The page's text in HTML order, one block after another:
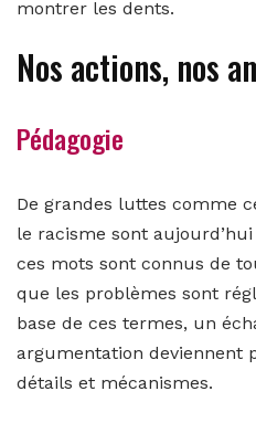
montrer les dents.
Nos actions, nos
Pédagogie
De grandes luttes comme
le racisme sont
ces mots sont connus de
que les problèmes sont
base de ces termes, un
argumentation deviennent
détails et mécanismes.